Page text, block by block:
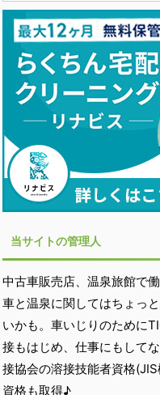
当サイトの管理人
中古車販売店、温泉旅館で働
車と温泉に関してはちょっ
いかも。車いじりのために
接もはじめ、仕事にもして
接協会の溶接技能者資格
資格も取得♪